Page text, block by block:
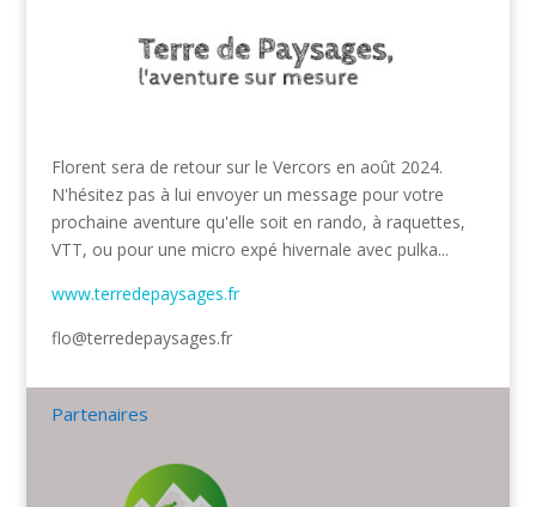
Florent sera de retour sur le Vercors en août 2024.
N'hésitez pas à lui envoyer un message pour votre
prochaine aventure qu'elle soit en rando, à raquettes,
VTT, ou pour une micro expé hivernale avec pulka...
www.terredepaysages.fr
flo@terredepaysages.fr
Partenaires